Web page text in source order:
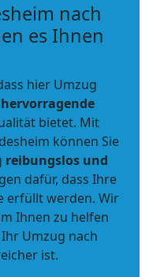
nach
es Ihnen
hier Umzug
hervorragende
bietet. Mit
können Sie
reibungslos und
dafür, dass Ihre
erfüllt werden. Wir
Ihnen zu helfen
Umzug nach
ist.